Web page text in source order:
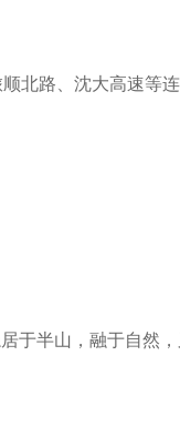
北路、沈大高速等
于半山，融于自然